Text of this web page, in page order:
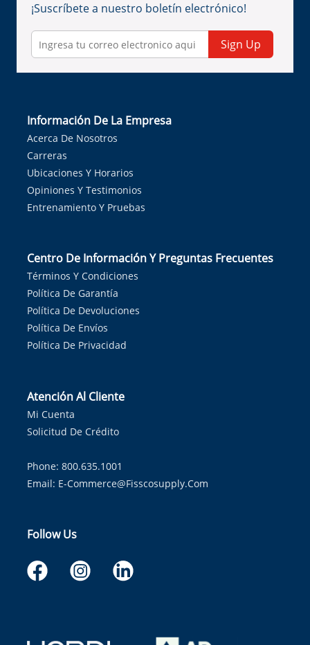
¡Suscríbete a nuestro boletín electrónico!
Sign Up
Información De La Empresa
Acerca De Nosotros
Carreras
Ubicaciones Y Horarios
Opiniones Y Testimonios
Entrenamiento Y Pruebas
Centro De Información Y Preguntas Frecuentes
Términos Y Condiciones
Política De Garantía
Política De Devoluciones
Política De Envíos
Política De Privacidad
Atención Al Cliente
Mi Cuenta
Solicitud De Crédito
Phone: 800.635.1001
Email: E-Commerce@fisscosupply.com
Follow Us